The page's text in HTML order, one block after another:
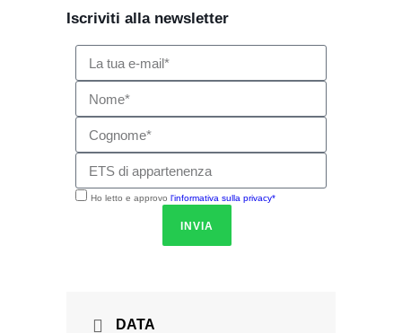
Iscriviti alla newsletter
Ho letto e approvo l'informativa sulla privacy*
INVIA
DATA